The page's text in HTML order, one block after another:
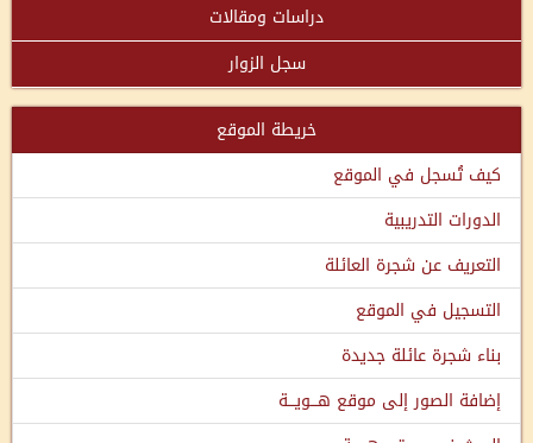
دراسات ومقالات
سجل الزوار
خريطة الموقع
كيف تُسجل في الموقع
الدورات التدريبية
التعريف عن شجرة العائلة
التسجيل في الموقع
بناء شجرة عائلة جديدة
إضافة الصور إلى موقع هـــويـــة